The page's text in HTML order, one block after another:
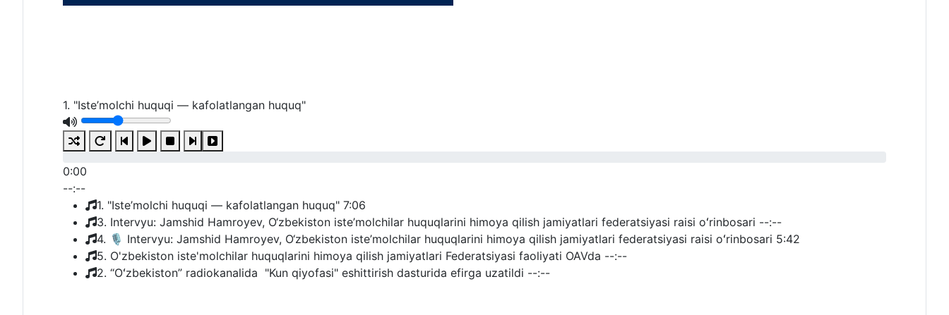
1. "Iste’molchi huquqi — kafolatlangan huquq"
0:00
--:--
1. "Iste’molchi huquqi — kafolatlangan huquq" 7:06
3. Intervyu: Jamshid Hamroyev, O‘zbekiston iste’molchilar huquqlarini himoya qilish jamiyatlari federatsiyasi raisi oʻrinbosari --:--
4. 🎙 Intervyu: Jamshid Hamroyev, O‘zbekiston iste’molchilar huquqlarini himoya qilish jamiyatlari federatsiyasi raisi oʻrinbosari 5:42
5. O'zbekiston iste'molchilar huquqlarini himoya qilish jamiyatlari Federatsiyasi faoliyati OAVda --:--
2. “Oʻzbekiston” radiokanalida "Kun qiyofasi" eshittirish dasturida efirga uzatildi --:--